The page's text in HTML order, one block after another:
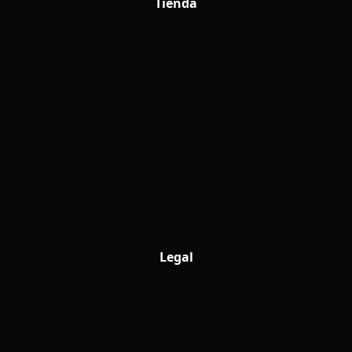
Legal